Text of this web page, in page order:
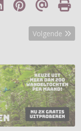
Volgende
Volgende